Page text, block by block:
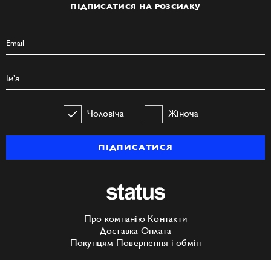
ПІДПИСАТИСЯ НА РОЗСИЛКУ
Чоловіча Жіноча
ПІДПИСАТИСЯ
Про компанію Контакти
Доставка Оплата
Покупцям Повернення і обмін